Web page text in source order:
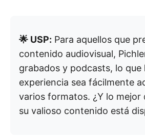
🌟 USP: Para aquellos que
contenido audiovisual,
grabados y podcasts, lo que
experiencia sea fácilmente
varios formatos. ¿Y lo mejor
su valioso contenido está